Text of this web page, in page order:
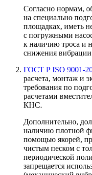
Согласно нормам,
на специально
площадках, иметь
с погружными
к наличию троса и
снижения
ГОСТ Р ISO 9001-
расчета, монтаж и
требования по
расчетами
КНС.
Дополнительно,
наличию плотной
помощью якорей,
чистым песком с
периодической
запрещается